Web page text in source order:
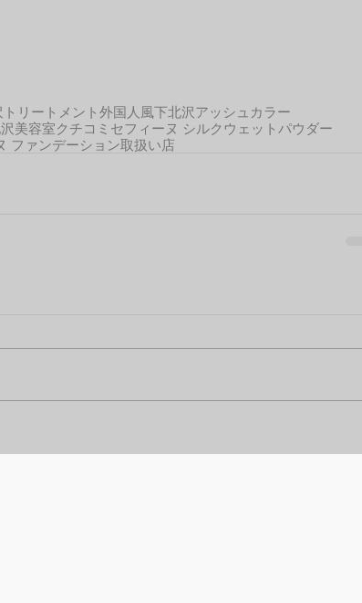
リートメント 外国人風下北沢アッシュカラー
美容室クチコミ セフィーヌ シルクウェットパウダー
ファンデーション取扱い店